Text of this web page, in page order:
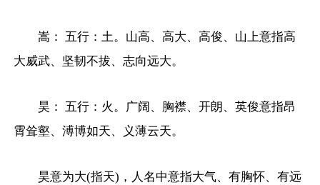
嵩： 五行：土。山高、高大、高俊、山上意指高
大威武、坚韧不拔、志向远大。
昊： 五行：火。广阔、胸襟、开朗、英俊意指昂
霄耸壑、溥博如天、义薄云天。
昊意为大(指天)，人名中意指大气、有胸怀、有远